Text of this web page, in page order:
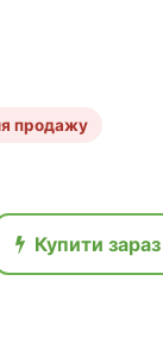
продажу
Купити зараз